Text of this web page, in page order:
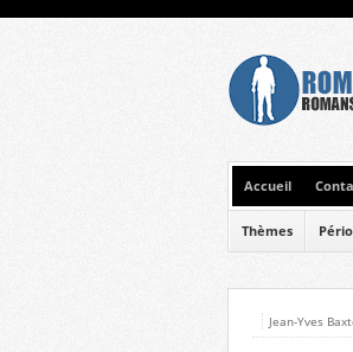
Accueil
Thèmes
Jean-Yves